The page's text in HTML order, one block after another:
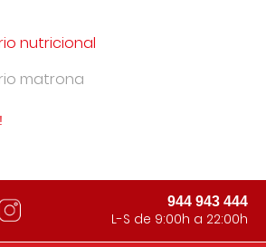
nutricional
matrona
944 943 444
L-S de 9:00h a 22:00h